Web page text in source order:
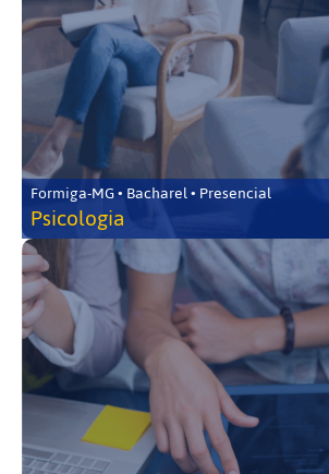
Formiga-MG • Bacharel • Presencial
Psicologia